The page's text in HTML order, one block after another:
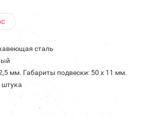
сталь
мм. Габариты подвески: 50 х 11 мм.
штука